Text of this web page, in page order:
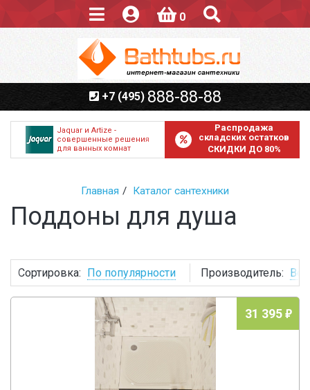
0
+7 (495) 888-88-88
Распродажа
складских остатков
СКИДКИ ДО 80%
Jaquar и Artize -
совершенные решения
для ванных комнат
Главная Каталог сантехники
Поддоны для душа
Сортировка: По популярности Производитель: Все
31 395